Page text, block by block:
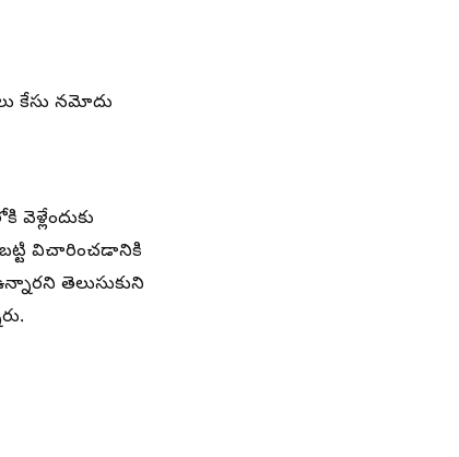
కేసు నమోదు
విచారించడానికి
తెలుసుకుని